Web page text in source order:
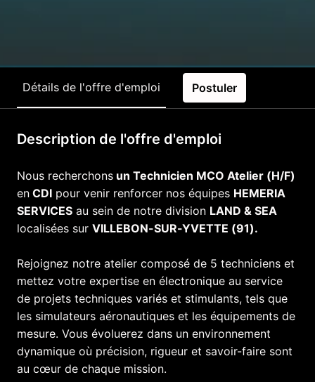
Détails de l'offre d'emploi Postuler
Description de l'offre d'emploi
Nous recherchons un Technicien MCO Atelier (H/F)
en CDI pour venir renforcer nos équipes HEMERIA
SERVICES au sein de notre division LAND & SEA
localisées sur VILLEBON-SUR-YVETTE (91).
Rejoignez notre atelier composé de 5 techniciens et
mettez votre expertise en électronique au service
de projets techniques variés et stimulants, tels que
les simulateurs aéronautiques et les équipements de
mesure. Vous évoluerez dans un environnement
dynamique où précision, rigueur et savoir-faire sont
au cœur de chaque mission.